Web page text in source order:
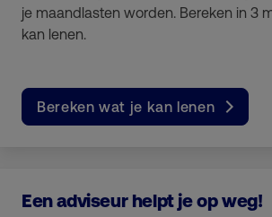
je maandlasten worden. Bereken in 3
kan lenen.
Bereken wat je kan lenen
Een adviseur helpt je op weg!